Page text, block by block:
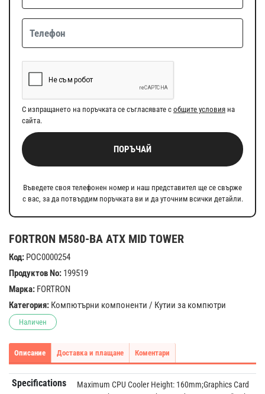
FORTRON M580-BA ATX MID TOWER
Код: POC0000254
Продуктов No: 199519
Марка: FORTRON
Категория: Компютърни компоненти / Кутии за компютри
Наличен
С изпращането на поръчката се съгласявате с общите условия на
сайта.
ПОРЪЧАЙ
Въведете своя телефонен номер и наш представител ще се свърже
с вас, за да потвърдим поръчката ви и да уточним всички детайли.
Описание Доставка и плащане Коментари
Specifications
Maximum CPU Cooler Height: 160mm;Graphics Card